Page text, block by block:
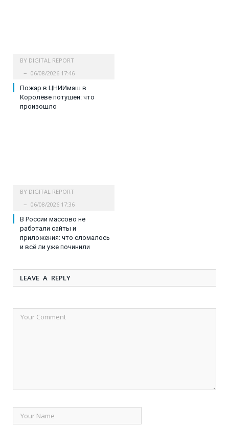
BY DIGITAL REPORT
06/08/2026 17:46
Пожар в ЦНИИмаш в
Королёве потушен: что
произошло
BY DIGITAL REPORT
06/08/2026 17:36
В России массово не
работали сайты и
приложения: что сломалось
и всё ли уже починили
LEAVE A REPLY